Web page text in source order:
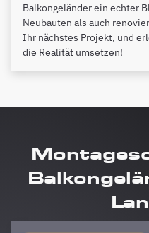
Balkongeländer ein echter
Neubauten als auch
Ihr nächstes Projekt, und
die Realität umsetzen!